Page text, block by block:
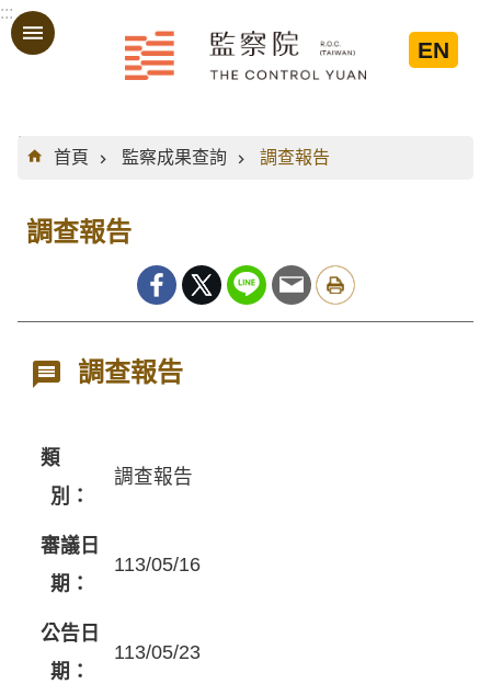
跳到主要內容區塊
:::
EN
:::
首頁
監察成果查詢 調查報告
調查報告
調查報告
類
別：
調查報告
審議日
期：
113/05/16
公告日
期：
113/05/23